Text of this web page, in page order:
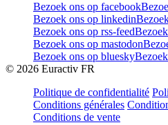
Bezoek ons op facebook
Bezoek ons op linkedin
Bezoek ons op rss-feed
Bezoek ons op mastodon
Bezoek ons op bluesky
© 2026 Euractiv FR
Politique de confidentialité
Conditions générales
Conditions de vente